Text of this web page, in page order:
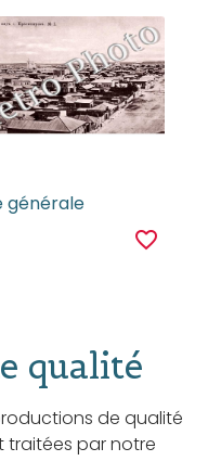
générale
favorite_border
qualité
de qualité
traitées par notre